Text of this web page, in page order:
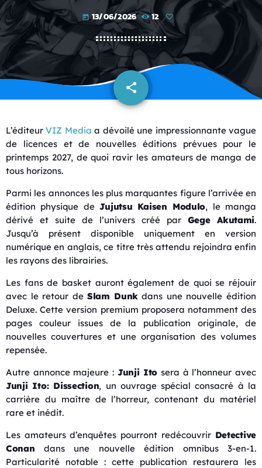
today 13/06/2026 12
share
email
L’éditeurVIZ Media a dévoilé une impressionnante vague
de licences et de nouvelles éditions prévues pour le
printemps 2027, de quoi ravir les amateurs de manga de
tous horizons.
Parmi les annonces les plus marquantes figure l’arrivée en
édition physique deJujutsu Kaisen Modulo, le manga
dérivé et suite de l’univers créé par Gege Akutami.
Jusqu’à présent disponible uniquement en version
numérique en anglais, ce titre très attendu rejoindra enfin
les rayons des librairies.
Les fans de basket auront également de quoi se réjouir
avec le retour deSlam Dunkdans une nouvelle édition
Deluxe. Cette version premium proposera notamment des
pages couleur issues de la publication originale, de
nouvelles couvertures et une organisation des volumes
repensée.
Autre annonce majeure : Junji Ito sera à l’honneur avec
Junji Ito: Dissection, un ouvrage spécial consacré à la
carrière du maître de l’horreur, contenant du matériel
rare et inédit.
Les amateurs d’enquêtes pourront redécouvrir Detective
Conan dans une nouvelle édition omnibus 3-en-1.
Particularité notable : cette publication restaurera les